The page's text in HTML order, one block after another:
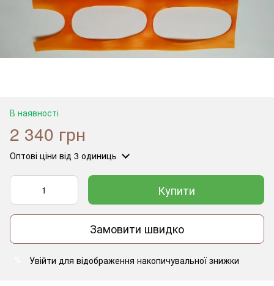
В наявності
2 340 грн
Оптові ціни від 3 одиниць
Купити
Замовити швидко
Увійти для відображення накопичувальної знижки